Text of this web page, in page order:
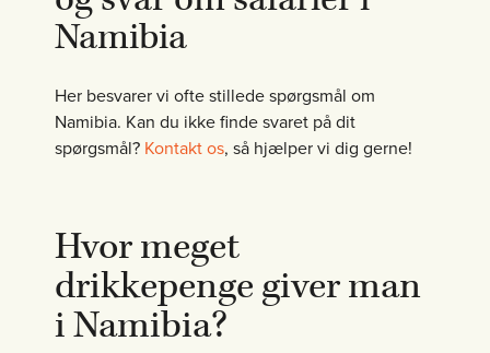
Namibia
Her besvarer vi ofte stillede spørgsmål om
Namibia. Kan du ikke finde svaret på dit
spørgsmål? Kontakt os, så hjælper vi dig gerne!
Hvor meget
drikkepenge giver man
i Namibia?